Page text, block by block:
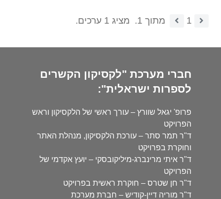
1 מתוך 1. מציג 1 ערכים.
חברי מערכת "לקסיקון הקשרים
לספרות ישראלית":
פרופ' יגאל שוורץ – עורך ראשי של הלקסיקון וראש
הפרויקט
ד"ר תמר סתר – עורכת הלקסיקון, מנהלת האתר
וחוקרת בפרויקט
ד"ר איתי מרינברג-מיליקובסקי – יועץ אקדמי של
הפרויקט
ד"ר חן שטרס – חוקרת ראשית בפרויקט
ד"ר מוריה דיין-קודיש – חברת מערכת